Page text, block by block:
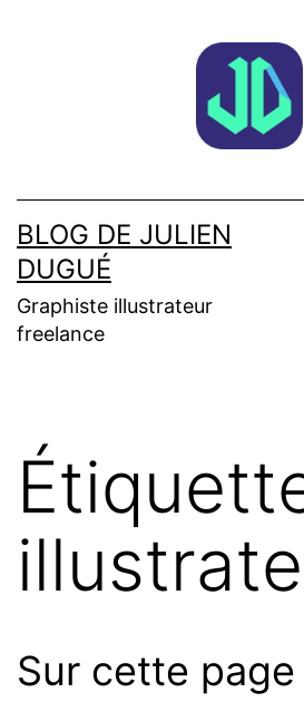
BLOG DE JULIEN
DUGUÉ
Graphiste illustrateur
freelance
Sur cette page